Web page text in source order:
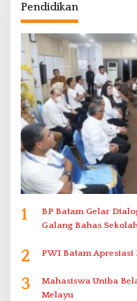
Pendidikan
1
BP Batam Gelar
Galang Bahas
2 PWI Batam Apresiasi
3
Mahasiswa Uniba
Melayu